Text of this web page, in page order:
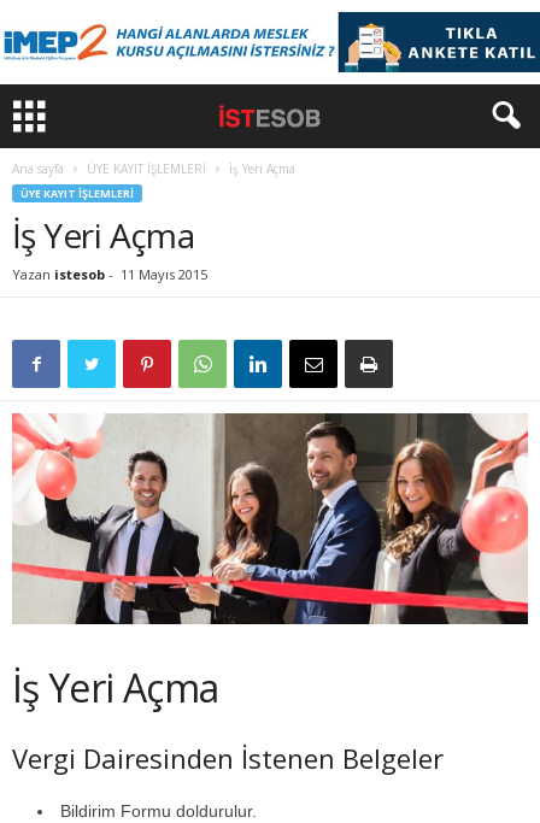
Ana sayfa ÜYE KAYIT İŞLEMLERİ İş Yeri Açma
ÜYE KAYIT İŞLEMLERİ
İş Yeri Açma
Yazan istesob - 11 Mayıs 2015
İş Yeri Açma
Vergi Dairesinden İstenen Belgeler
Bildirim Formu doldurulur.